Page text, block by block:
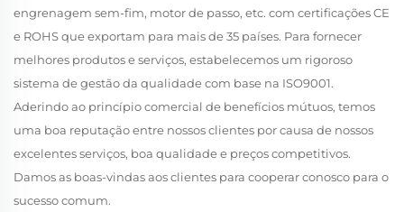
engrenagem sem-fim, motor de passo, etc. com certificações CE
e ROHS que exportam para mais de 35 países. Para fornecer
melhores produtos e serviços, estabelecemos um rigoroso
sistema de gestão da qualidade com base na ISO9001.
Aderindo ao princípio comercial de benefícios mútuos, temos
uma boa reputação entre nossos clientes por causa de nossos
excelentes serviços, boa qualidade e preços competitivos.
Damos as boas-vindas aos clientes para cooperar conosco para o
sucesso comum.